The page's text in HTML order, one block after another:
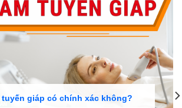
tuyến giáp có chính xác không?